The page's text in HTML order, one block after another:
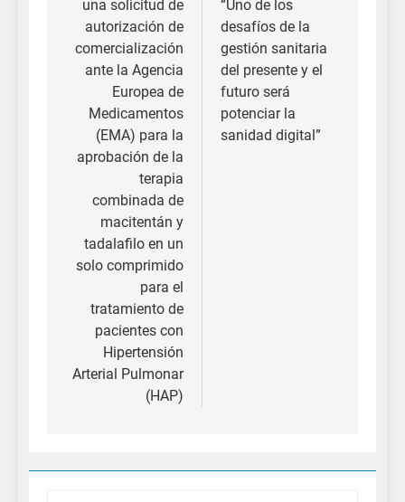
entradas
una solicitud de
autorización de
comercialización
ante la Agencia
Europea de
Medicamentos
(EMA) para la
aprobación de la
terapia
combinada de
macitentán y
tadalafilo en un
solo comprimido
para el
tratamiento de
pacientes con
Hipertensión
Arterial Pulmonar
(HAP)
“Uno de los
desafíos de la
gestión sanitaria
del presente y el
futuro será
potenciar la
sanidad digital”